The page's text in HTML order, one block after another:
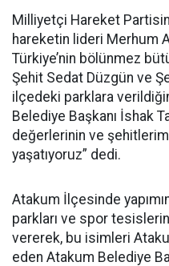
Milliyetçi Hareket
hareketin lideri Merhum
Türkiye’nin bölünmez
Şehit Sedat Düzgün ve
ilçedeki parklara
Belediye Başkanı İshak
değerlerinin ve
yaşatıyoruz” dedi.
Atakum İlçesinde
parkları ve spor
vererek, bu isimleri
eden Atakum Belediye